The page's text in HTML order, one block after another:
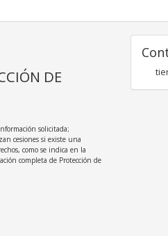
DE
solicitada;
cesiones si existe una
como se indica en la
completa de Protección de